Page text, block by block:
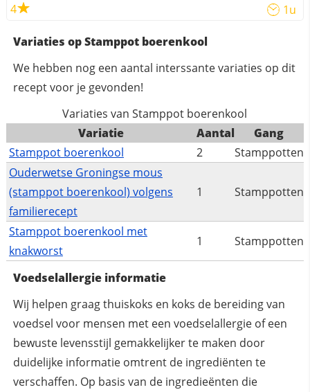
4 1u
Variaties op Stamppot boerenkool
We hebben nog een aantal interssante variaties op dit
recept voor je gevonden!
Variaties van Stamppot boerenkool
Variatie
Aantal
Gang
Stamppot boerenkool
2
Stamppotten
Ouderwetse Groningse mous
(stamppot boerenkool) volgens
familierecept
1 Stamppotten
Stamppot boerenkool met
knakworst
1 Stamppotten
Voedselallergie informatie
Wij helpen graag thuiskoks en koks de bereiding van
voedsel voor mensen met een voedselallergie of een
bewuste levensstijl gemakkelijker te maken door
duidelijke informatie omtrent de ingrediënten te
verschaffen. Op basis van de ingredieënten die